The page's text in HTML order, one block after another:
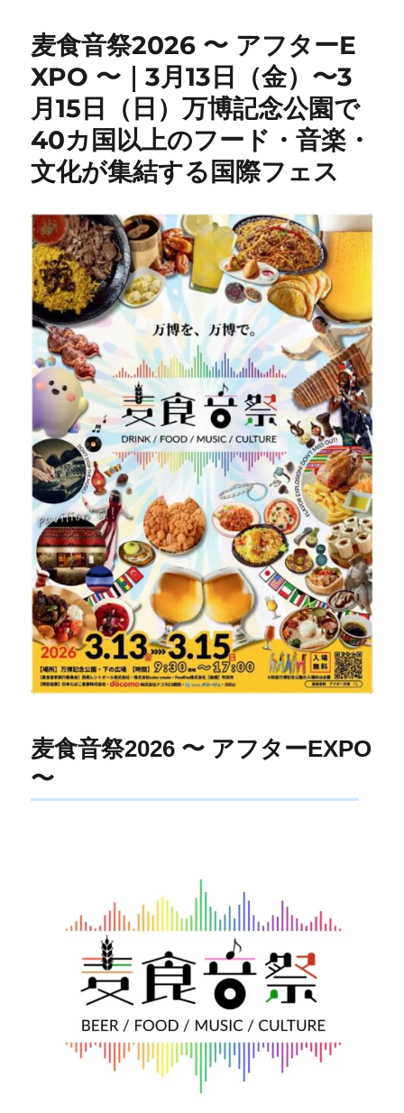
麦食音祭2026 〜 アフターE
XPO 〜｜3月13日（金）〜3
月15日（日）万博記念公園で
40カ国以上のフード・音楽・
文化が集結する国際フェス
麦食音祭2026 〜 アフターEXPO
〜